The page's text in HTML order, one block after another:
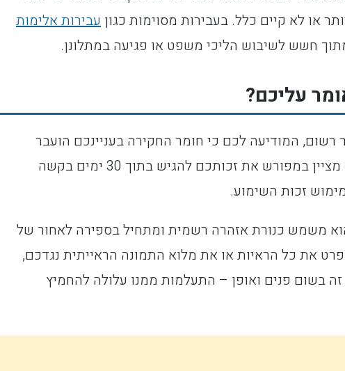
או לא קיים כלל. בעבירות מסוימות כגון עבירות אלימות
חשש לשיבוש הליכי משפט או פגיעה במתלונן.
עליכם?
המודיעה לכם כי חומר החקירה בעניינכם הועבר
לתביעה וכי נשקלת הגשת כתב אישום נגדכם. המכתב מציין במפורש את זכותכם להגיש בתוך 30 ימים בקשה
זכות השימוע.
משמש כנורת אזהרה רשמית ומתחיל בספירה לאחור של
את כל הראיות או את מלוא התמונה הראייתית נגדכם,
בשום פנים ואופן – התעלמות ממנו עלולה להחמיץ